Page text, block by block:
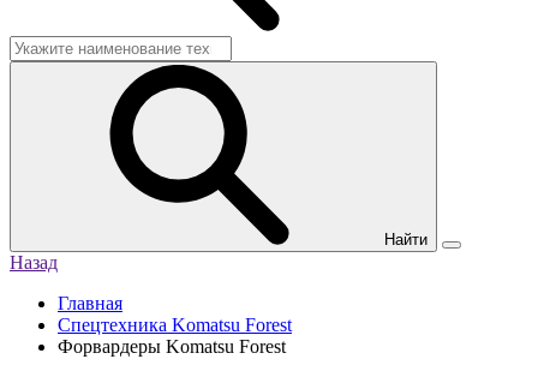
Найти
Назад
Главная
Спецтехника Komatsu Forest
Форвардеры Komatsu Forest